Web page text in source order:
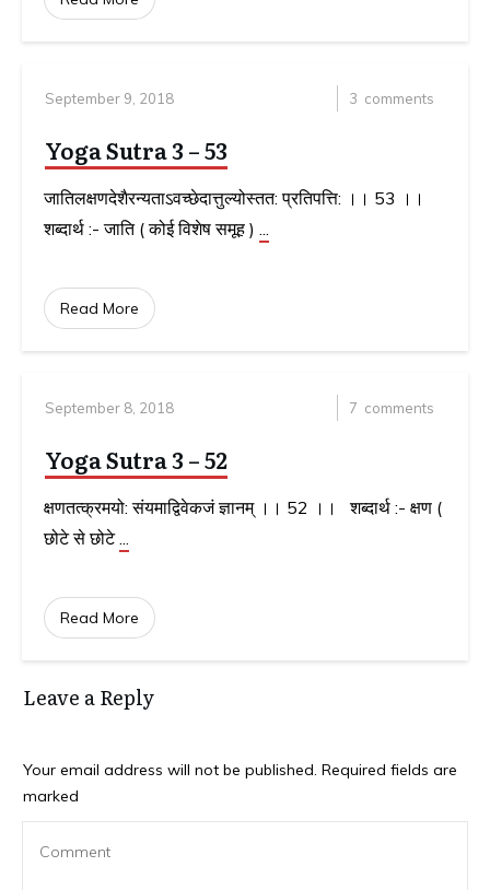
September 9, 2018 3 comments
Yoga Sutra 3 – 53
जातिलक्षणदेशैरन्यताऽवच्छेदात्तुल्योस्तत: प्रतिपत्ति: ।। 53 ।।
शब्दार्थ :- जाति ( कोई विशेष समूह ) ...
Read More
September 8, 2018 7 comments
Yoga Sutra 3 – 52
क्षणतत्क्रमयो: संयमाद्विवेकजं ज्ञानम् ।। 52 ।। शब्दार्थ :- क्षण (
छोटे से छोटे...
Read More
Leave a Reply
Your email address will not be published. Required fields are
marked